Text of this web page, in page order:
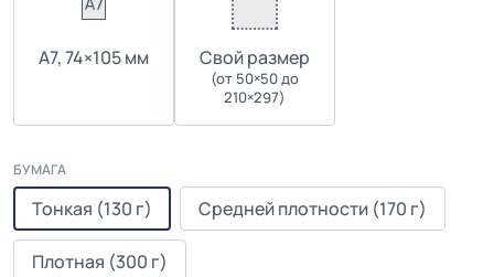
А7, 74×105 мм Cвой размер
(от 50×50 до
210×297)
БУМАГА
Тонкая (130 г) Средней плотности (170 г)
Плотная (300 г)